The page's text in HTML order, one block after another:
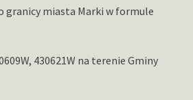
granicy miasta Marki w formule
430621W na terenie Gminy